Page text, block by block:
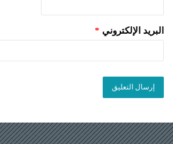
البريد الإلكتروني *